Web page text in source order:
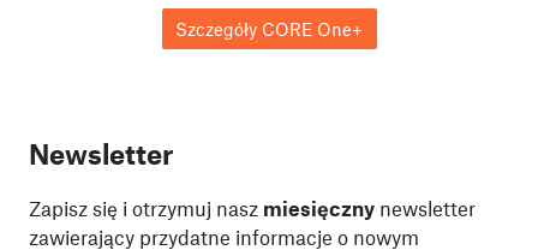
Szczegóły CORE One+
Newsletter
Zapisz się i otrzymuj nasz miesięczny newsletter
zawierający przydatne informacje o nowym